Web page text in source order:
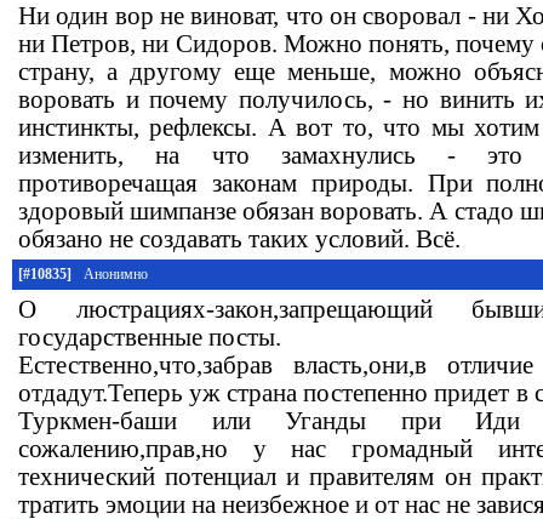
Ни один вор не виноват, что он своровал - ни
ни Петров, ни Сидоров. Можно понять,
страну, а другому еще меньше, можно
воровать и почему получилось, - но винить
инстинкты, рефлексы. А вот то, что мы
изменить, на что замахнулись - это
противоречащая законам природы. При
здоровый шимпанзе обязан воровать. А стадо
обязано не создавать таких условий. Всё.
[#10835] Анонимно
О люстрациях-закон,запрещающий
государственные посты.
Естественно,что,забрав власть,они,в
отдадут.Теперь уж страна постепенно придет
Туркмен-баши или Уганды при
сожалению,прав,но у нас громадный
технический потенциал и правителям он
тратить эмоции на неизбежное и от нас не